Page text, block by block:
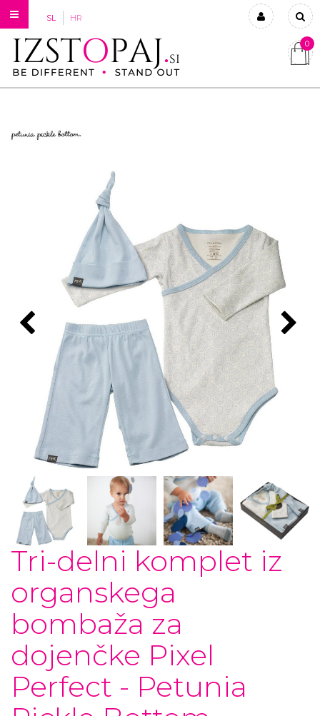
SL HR
Prijavi se
0
Tri-delni komplet iz
organskega
bombaža za
dojenčke Pixel
Perfect - Petunia